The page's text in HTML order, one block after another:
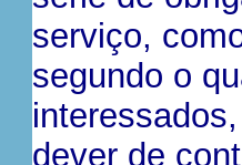
serviço,
segundo o
dever de